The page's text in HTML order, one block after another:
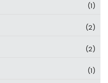
(1)
(2)
(2)
(1)